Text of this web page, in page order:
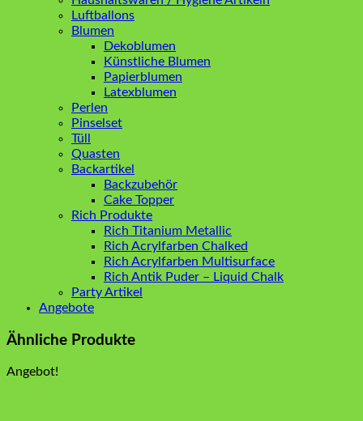
Luftballons
Blumen
Dekoblumen
Künstliche Blumen
Papierblumen
Latexblumen
Perlen
Pinselset
Tüll
Quasten
Backartikel
Backzubehör
Cake Topper
Rich Produkte
Rich Titanium Metallic
Rich Acrylfarben Chalked
Rich Acrylfarben Multisurface
Rich Antik Puder – Liquid Chalk
Party Artikel
Angebote
Ähnliche Produkte
Angebot!